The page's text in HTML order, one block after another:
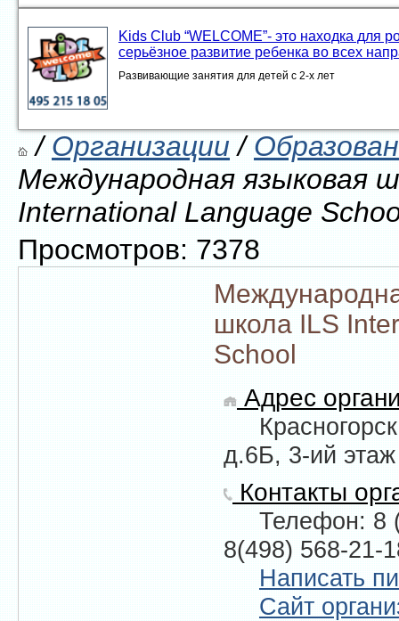
Kids Club “WELCOME”- это находка для
серьёзное развитие ребенка во всех
Развивающие занятия для детей с 2-х лет
/Организации/
Международная языковая
International Language
Просмотров: 7378
школа ILS
School
Адрес
д.6Б, 3-ий этаж
Контакты
Телефон: 8
8(498) 568-21-
Написать
Сайт